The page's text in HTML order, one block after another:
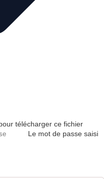
télécharger ce fichier
Le mot de passe saisi